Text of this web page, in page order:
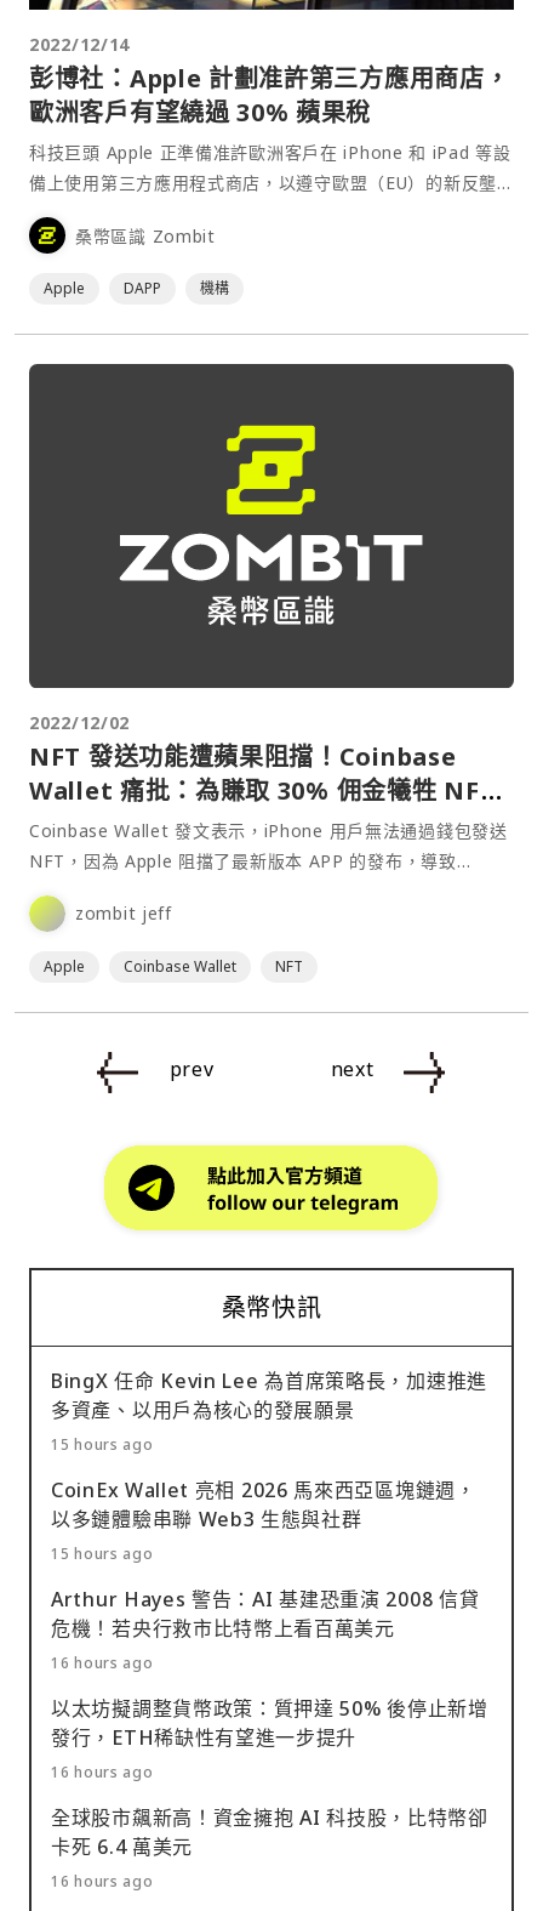
2022/12/14
彭博社：Apple 計劃准許第三方應用商店，
歐洲客戶有望繞過 30% 蘋果稅
科技巨頭 Apple 正準備准許歐洲客戶在 iPhone 和 iPad 等設
備上使用第三方應用程式商店，以遵守歐盟（EU）的新反壟
斷要求。根據⋯
桑幣區識 Zombit
Apple DAPP 機構
2022/12/02
NFT 發送功能遭蘋果阻擋！Coinbase
Wallet 痛批：為賺取 30% 佣金犧牲 NFT
與加密貨幣創新
Coinbase Wallet 發文表示，iPhone 用戶無法通過錢包發送
NFT，因為 Apple 阻擋了最新版本 APP 的發布，導致
Coinbase Wallet 不得不禁用 NFT 發送功能。⋯
zombit jeff
Apple Coinbase Wallet NFT
prev next
桑幣快訊
BingX 任命 Kevin Lee 為首席策略長，加速推進
多資產、以用戶為核心的發展願景
15 hours ago
CoinEx Wallet 亮相 2026 馬來西亞區塊鏈週，
以多鏈體驗串聯 Web3 生態與社群
15 hours ago
Arthur Hayes 警告：AI 基建恐重演 2008 信貸
危機！若央行救市比特幣上看百萬美元
16 hours ago
以太坊擬調整貨幣政策：質押達 50% 後停止新增
發行，ETH稀缺性有望進一步提升
16 hours ago
全球股市飆新高！資金擁抱 AI 科技股，比特幣卻
卡死 6.4 萬美元
16 hours ago